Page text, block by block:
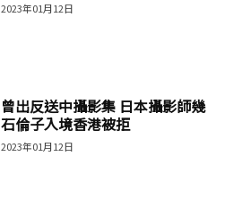
2023年01月12日
曾出反送中攝影集 日本攝影師幾
石倫子入境香港被拒
2023年01月12日